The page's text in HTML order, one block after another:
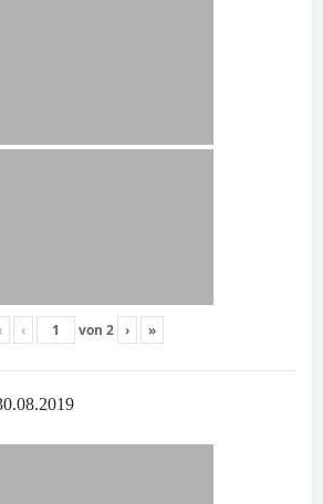
‹ von 2 › »